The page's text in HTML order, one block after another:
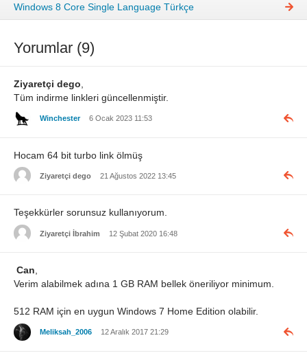
Windows 8 Core Single Language Türkçe
Yorumlar (9)
Ziyaretçi dego
Tüm indirme linkleri güncellenmiştir.
Winchester 6 Ocak 2023 11:53
Hocam 64 bit turbo link ölmüş
Ziyaretçi dego 21 Ağustos 2022 13:45
Teşekkürler sorunsuz kullanıyorum.
Ziyaretçi İbrahim 12 Şubat 2020 16:48
Can
Verim alabilmek adına 1 GB RAM bellek öneriliyor minimum.
512 RAM için en uygun Windows 7 Home Edition olabilir.
Meliksah_2006 12 Aralık 2017 21:29